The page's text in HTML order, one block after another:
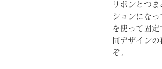
リボンとつ
ションにな
を使って固
同デザイン
ぞ。